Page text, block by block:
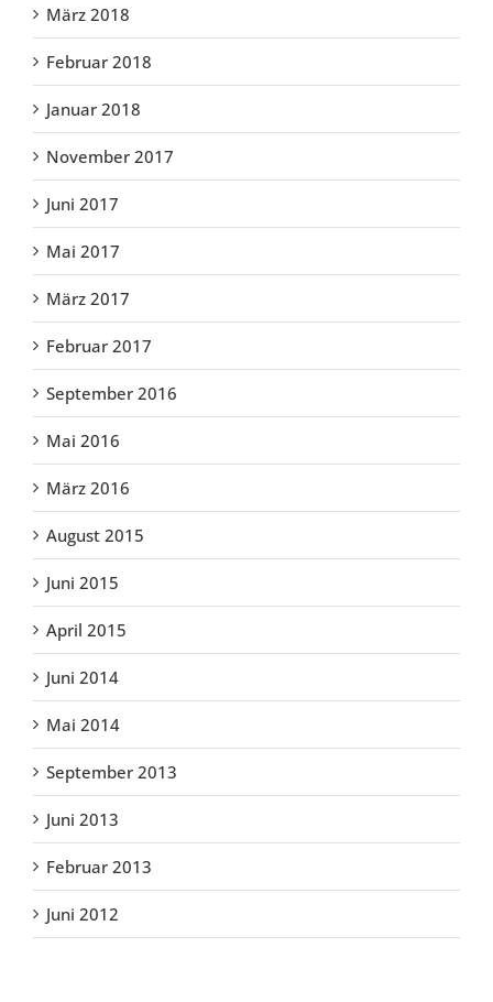
März 2018
Februar 2018
Januar 2018
November 2017
Juni 2017
Mai 2017
März 2017
Februar 2017
September 2016
Mai 2016
März 2016
August 2015
Juni 2015
April 2015
Juni 2014
Mai 2014
September 2013
Juni 2013
Februar 2013
Juni 2012